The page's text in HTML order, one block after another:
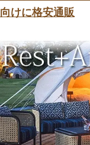
向けに格安通販